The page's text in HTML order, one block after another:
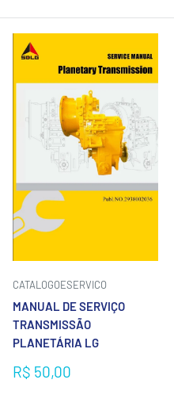
CATALOGOESERVICO
MANUAL DE SERVIÇO
TRANSMISSÃO
PLANETÁRIA LG
Preço
R$ 50,00